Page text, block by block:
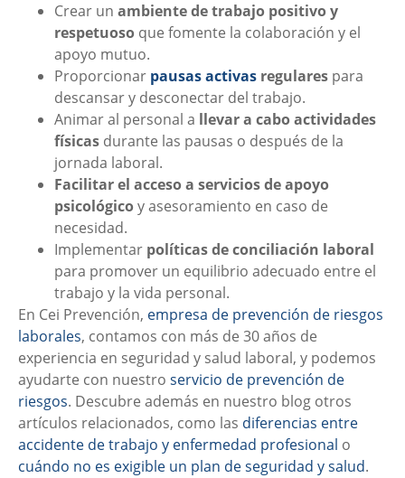
Crear un ambiente de trabajo positivo y
respetuoso que fomente la colaboración y el
apoyo mutuo.
Proporcionar pausas activas regulares para
descansar y desconectar del trabajo.
Animar al personal a llevar a cabo actividades
físicas durante las pausas o después de la
jornada laboral.
Facilitar el acceso a servicios de apoyo
psicológicoy asesoramiento en caso de
necesidad.
Implementar políticas de conciliación laboral
para promover un equilibrio adecuado entre el
trabajo y la vida personal.
En Cei Prevención, empresa de prevención de riesgos
laborales, contamos con más de 30 años de
experiencia en seguridad y salud laboral, y podemos
ayudarte con nuestro servicio de prevención de
riesgos. Descubre además en nuestro blog otros
artículos relacionados, como las diferencias entre
accidente de trabajo y enfermedad profesional o
cuándo no es exigible un plan de seguridad y salud.